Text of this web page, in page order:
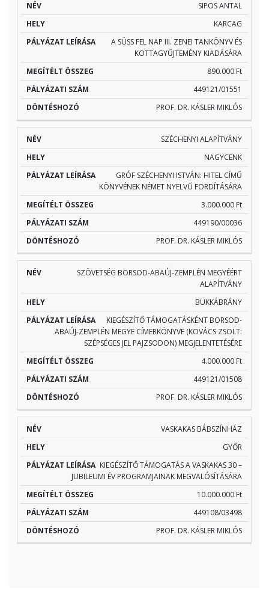
SIPOS ANTAL
KARCAG
A SÜSS FEL NAP III. ZENEI TANKÖNYV ÉS
KOTTAGYŰJTEMÉNY KIADÁSÁRA
890.000 Ft
449121/01551
PROF. DR. KÁSLER MIKLÓS
SZÉCHENYI ALAPÍTVÁNY
NAGYCENK
GRÓF SZÉCHENYI ISTVÁN: HITEL CÍMŰ
KÖNYVÉNEK NÉMET NYELVŰ FORDÍTÁSÁRA
3.000.000 Ft
449190/00036
PROF. DR. KÁSLER MIKLÓS
SZÖVETSÉG BORSOD-ABAÚJ-ZEMPLÉN MEGYÉÉRT
ALAPÍTVÁNY
BÜKKÁBRÁNY
KIEGÉSZÍTŐ TÁMOGATÁSKÉNT BORSOD-
ABAÚJ-ZEMPLÉN MEGYE CÍMERKÖNYVE (KOVÁCS ZSOLT:
SZÉPSÉGES JEL PAJZSODON) MEGJELENTETÉSÉRE
4.000.000 Ft
449121/01508
PROF. DR. KÁSLER MIKLÓS
VASKAKAS BÁBSZÍNHÁZ
GYŐR
KIEGÉSZÍTŐ TÁMOGATÁS A VASKAKAS 30 –
JUBILEUMI ÉV PROGRAMJAINAK MEGVALÓSÍTÁSÁRA
10.000.000 Ft
449108/03498
PROF. DR. KÁSLER MIKLÓS